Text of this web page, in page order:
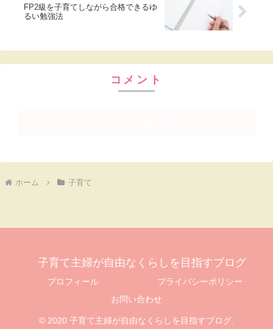
FP2級を子育てしながら合格できるゆ
るい勉強法
コメント
ホーム 子育て
子育て主婦が自由なくらしを目指すブログ
プロフィール
プライバシーポリシー
お問い合わせ
© 2020 子育て主婦が自由なくらしを目指すブログ.